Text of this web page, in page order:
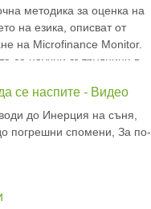
методика за оценка на
на езика, описват от
на Microfinance Monitor.
са научни сътрудници в
огрубяването и
се наспите - Видео
до Инерция на съня,
погрешни спомени, За по-